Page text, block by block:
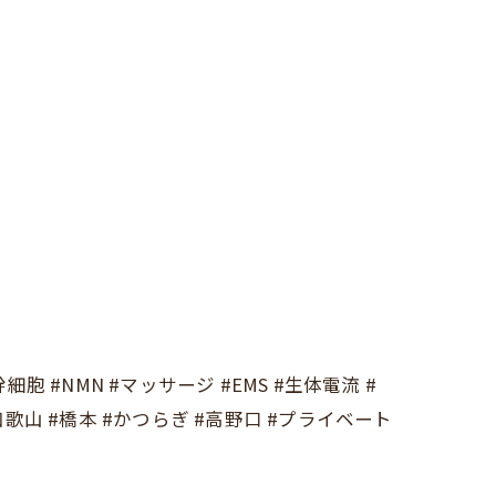
胞 #NMN #マッサージ #EMS #生体電流 #
山 #橋本 #かつらぎ #高野口 #プライベート